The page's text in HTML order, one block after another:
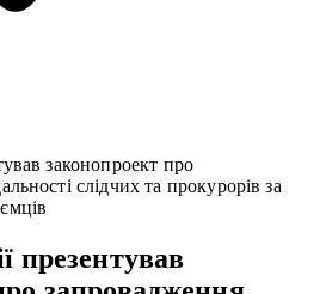
законопроект про
слідчих та прокурорів за
презентував